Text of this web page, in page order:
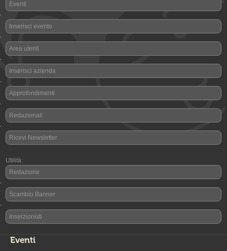
Eventi
-
Inserisci evento
-
Area utenti
-
Inserisci azienda
-
Approfondimenti
-
Redazionali
-
Ricevi Newsletter
Utilità:
Redazione
-
Scambio Banner
-
Inserzionisti
Eventi